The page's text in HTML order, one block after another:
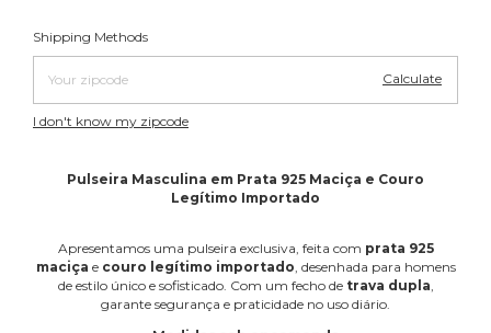
Shipping for zipcode:
Shipping Methods
Calculate
I don't know my zipcode
Pulseira Masculina em Prata 925 Maciça e Couro
Legítimo Importado
Apresentamos uma pulseira exclusiva, feita com prata 925
maciça e couro legítimo importado , desenhada para homens
de estilo único e sofisticado. Com um fecho de trava dupla
garante segurança e praticidade no uso diário.